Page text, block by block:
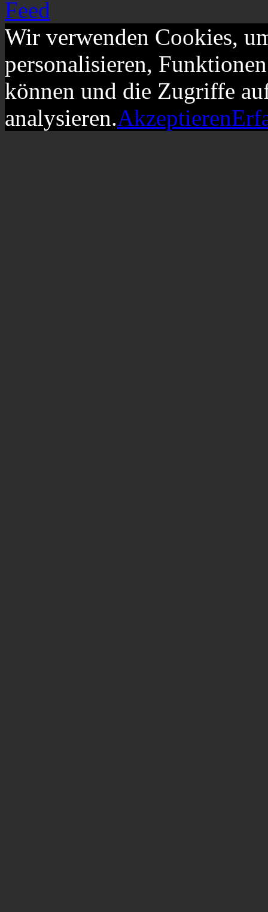
Wir verwenden Cookies,
personalisieren,
können und die Zugriffe
analysieren.Akzeptieren